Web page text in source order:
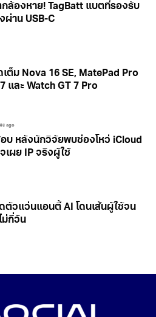
ล้องหาย! TagBatt แบตที่รองรับ
ผ่าน USB-C
ต็ม Nova 16 SE, MatePad Pro
และ Watch GT 7 Pro
ง ago
บ หลังนักวิจัยพบช่องโหว่ iCloud
เผย IP จริงผู้ใช้
ตัวแว่นแอนตี้ AI โดนเส้นผู้ใช้จน
ม่กี่วัน